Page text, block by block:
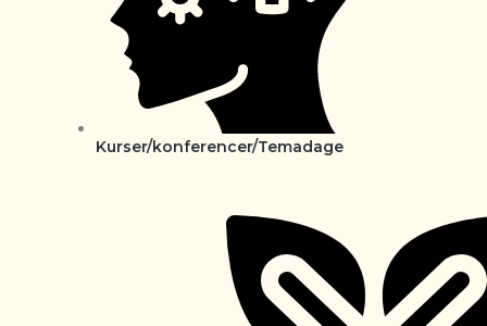
Kurser/konferencer/Temadage